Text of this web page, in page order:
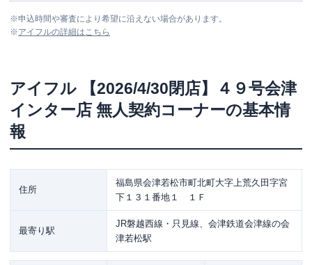
※申込時間や審査により希望に沿えない場合があります。
※アイフルの詳細はこちら
アイフル
【2026/4/30閉店】４９号会津
インター店 無人契約コーナーの基本情
報
住所
福島県会津若松市町北町大字上荒久田字宮
下１３１番地１ １Ｆ
最寄り駅
JR磐越西線・只見線、会津鉄道会津線の会
津若松駅